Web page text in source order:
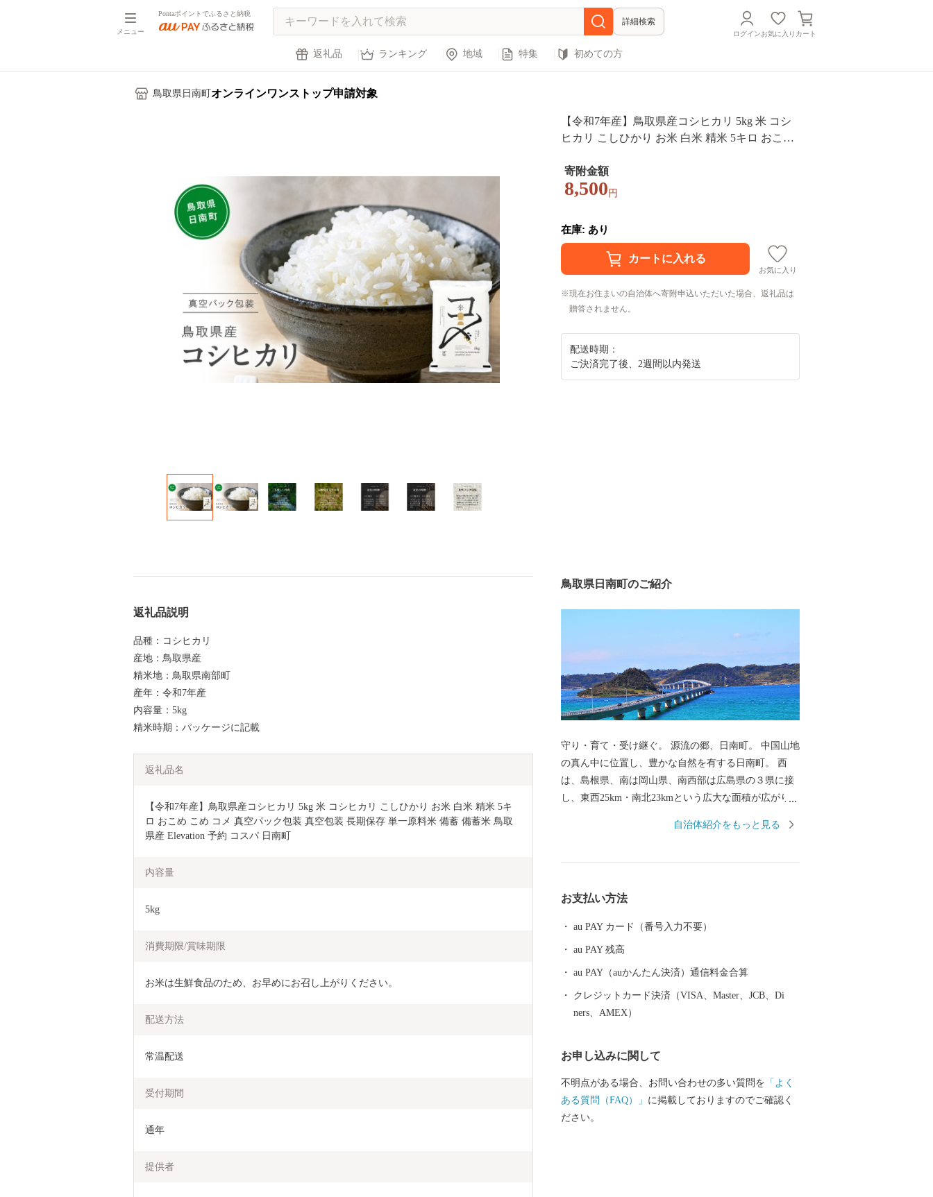
メニュー
Pontaポイントでふるさと納税
詳細検索
ログインお気に入り カート
返礼品 ランキング 地域 特集 初めての方
鳥取県日南町 オンラインワンストップ申請対象
【令和7年産】鳥取県産コシヒカリ 5kg 米 コシ
ヒカリ こしひかり お米 白米 精米 5キロ おこめ
一原料米 備蓄 備蓄米 鳥取県産 Elevation 予約 コ
スパ 日南町
寄附金額
8,500 円
在庫: あり
お気に入り
現在お住まいの自治体へ寄附申込いただいた場合、返礼品は
贈答されません。
配送時期：
ご決済完了後、2週間以内発送
返礼品説明
品種：コシヒカリ
産地：鳥取県産
精米地：鳥取県南部町
産年：令和7年産
内容量：5kg
精米時期：パッケージに記載
返礼品名
【令和7年産】鳥取県産コシヒカリ 5kg 米 コシヒカリ こしひかり お米 白米 精米 5キ
ロ おこめ こめ コメ 真空パック包装 真空包装 長期保存 単一原料米 備蓄 備蓄米 鳥取
県産 Elevation 予約 コスパ 日南町
内容量
5kg
消費期限/賞味期限
お米は生鮮食品のため、お早めにお召し上がりください。
配送方法
常温配送
受付期間
通年
提供者
鳥取県日南町のご紹介
守り・育て・受け継ぐ。 源流の郷、日南町。 中国山地
の真ん中に位置し、豊かな自然を有する日南町。 西
は、島根県、南は岡山県、南西部は広島県の３県に接
し、東西25km・南北23kmという広大な面積が広がりま
川、日野川の清澄な水を育くんでいるのが、日南町の
自治体紹介をもっと見る
お支払い方法
au PAY カード（番号入力不要）
au PAY 残高
au PAY（auかんたん決済）通信料金合算
クレジットカード決済（VISA、Master、JCB、Di
ners、AMEX）
お申し込みに関して
不明点がある場合、お問い合わせの多い質問を 「よく
ある質問（FAQ）」 に掲載しておりますのでご確認く
ださい。